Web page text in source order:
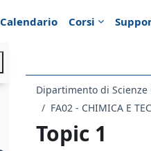
Calendario Corsi
Dipartimento di
FA02 - CHIMICA E
Topic 1